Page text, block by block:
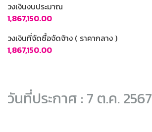
วงเงินงบประมาณ
1,867,150.00
วงเงินที่จัดซื้อจัดจ้าง ( ราคากลาง )
1,867,150.00
วันที่ประกาศ : 7 ต.ค. 2567